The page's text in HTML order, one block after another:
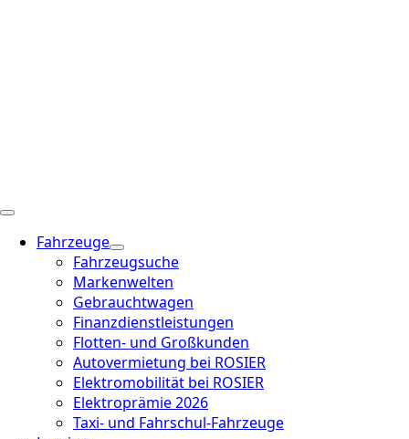
Fahrzeuge
Fahrzeugsuche
Markenwelten
Gebrauchtwagen
Finanzdienstleistungen
Flotten- und Großkunden
Autovermietung bei ROSIER
Elektromobilität bei ROSIER
Elektroprämie 2026
Taxi- und Fahrschul-Fahrzeuge